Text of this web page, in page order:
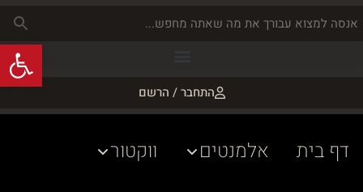
התחבר / הרשם
דף בית אלמנטים
ווקטור